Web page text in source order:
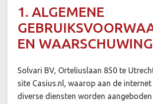
1. ALGEMENE
EN
Solvari BV, Orteliuslaan 850 te
site Casius.nl, waarop aan de
diverse diensten worden